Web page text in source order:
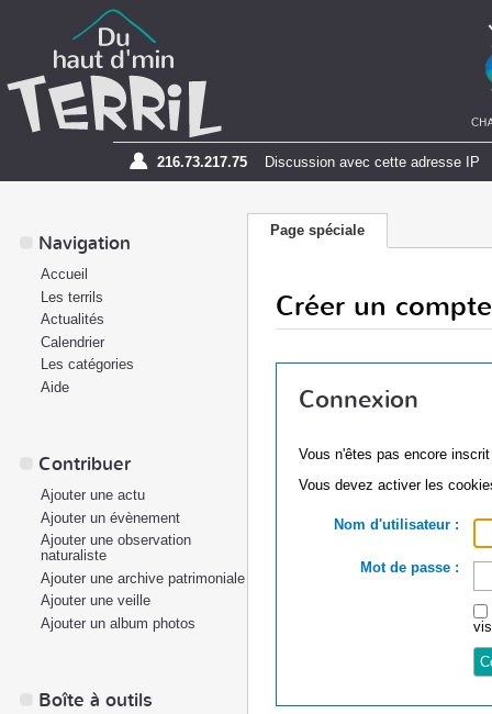
216.73.217.75 Discussion avec cette adresse IP
Page spéciale
Créer un
Connexion
Vous n'êtes pas encore
Vous devez activer les
Nom d'utilisateur :
Mot de passe :
Navigation
Accueil
Les terrils
Actualités
Calendrier
Les catégories
Aide
Contribuer
Ajouter une actu
Ajouter un évènement
Ajouter une observation
naturaliste
Ajouter une archive patrimoniale
Ajouter une veille
Ajouter un album photos
Boîte à outils